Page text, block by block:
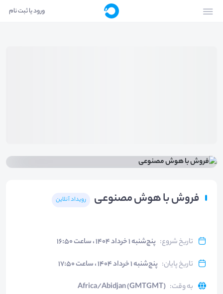
ورود یا ثبت نام
فروش با هوش مصنوعی رویداد آنلاین
تاریخ شروع: پنج‌شنبه ۱ خرداد ۱۴۰۴ ، ساعت ۱۶:۵۰
تاریخ پایان: پنج‌شنبه ۱ خرداد ۱۴۰۴ ، ساعت ۱۷:۵۰
به وقت:
Africa/Abidjan (GMTGMT)